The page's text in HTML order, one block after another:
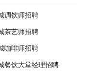
调饮师招聘
茶艺师招聘
咖啡师招聘
餐饮大堂经理招聘